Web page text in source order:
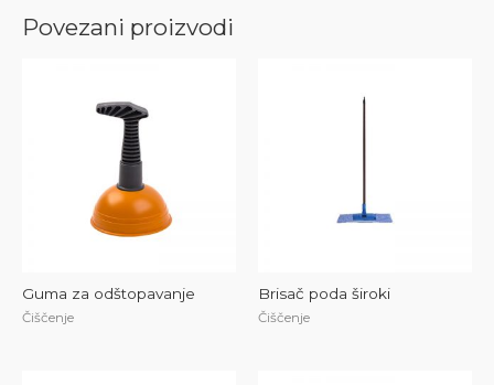
Povezani proizvodi
Guma za odštopavanje
Čiščenje
Brisač poda široki
Čiščenje